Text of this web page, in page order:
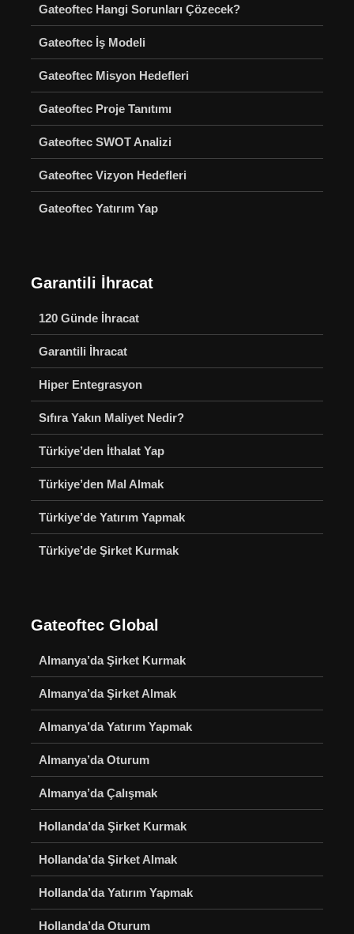
Gateoftec Hangi Sorunları Çözecek?
Gateoftec İş Modeli
Gateoftec Misyon Hedefleri
Gateoftec Proje Tanıtımı
Gateoftec SWOT Analizi
Gateoftec Vizyon Hedefleri
Gateoftec Yatırım Yap
Garantili İhracat
120 Günde İhracat
Garantili İhracat
Hiper Entegrasyon
Sıfıra Yakın Maliyet Nedir?
Türkiye’den İthalat Yap
Türkiye’den Mal Almak
Türkiye’de Yatırım Yapmak
Türkiye’de Şirket Kurmak
Gateoftec Global
Almanya’da Şirket Kurmak
Almanya’da Şirket Almak
Almanya’da Yatırım Yapmak
Almanya’da Oturum
Almanya’da Çalışmak
Hollanda’da Şirket Kurmak
Hollanda’da Şirket Almak
Hollanda’da Yatırım Yapmak
Hollanda’da Oturum